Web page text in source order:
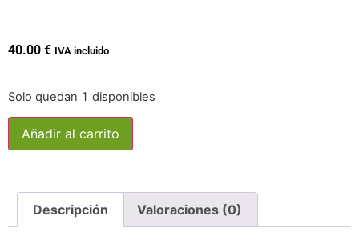
40.00 € IVA incluido
Solo quedan 1 disponibles
Añadir al carrito
Descripción Valoraciones (0)